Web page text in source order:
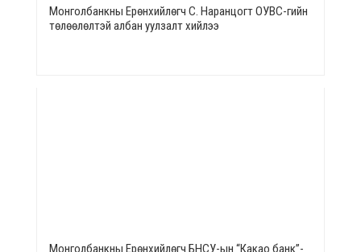
Монголбанкны Ерөнхийлөгч С. Наранцогт ОУВС-гийн
төлөөлөлтэй албан уулзалт хийлээ
Монголбанкны Ерөнхийлөгч БНСУ-ын “Какао банк”-